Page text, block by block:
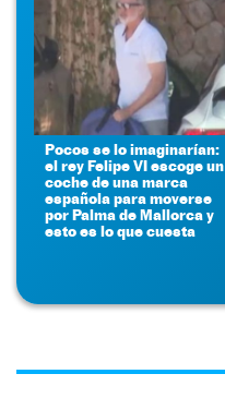
Pocos se lo imaginarían:
el rey Felipe VI escoge un
coche de una marca
española para moverse
por Palma de Mallorca y
esto es lo que cuesta